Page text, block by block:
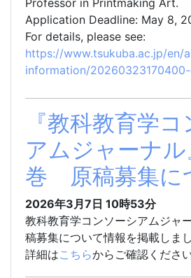
Professor in Printmaking Art.
Application Deadline: May 8,
For details, please see:
https://www.tsukuba.ac.jp/en/
information/
『教科教育学
アムジャーナ
巻 原稿募集に
2026年3月7日 10時53分
教科教育学コンソーシアムジ
稿募集について情報を掲載しまし
詳細はこちらからご確認ください